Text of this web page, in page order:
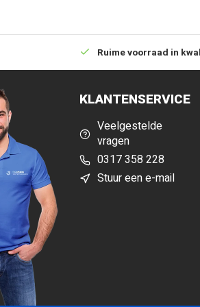
kies je voor
een stijlvolle en praktische toegang krijgt.
Ruime voorraad in
KLANTENSERVICE
Veelgestelde
vragen
0317 358 228
Stuur een e-mail